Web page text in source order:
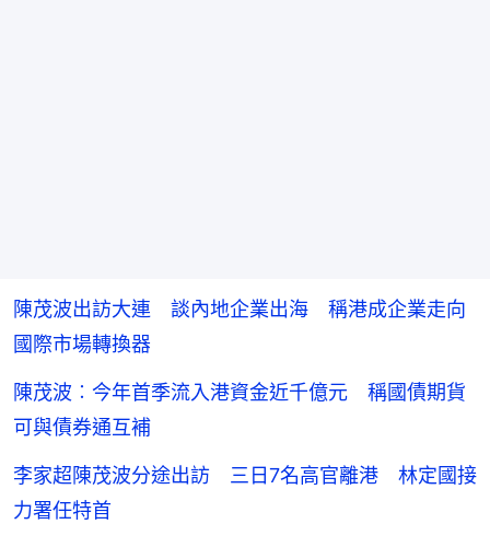
陳茂波出訪大連 談內地企業出海 稱港成企業走向
國際市場轉換器
陳茂波︰今年首季流入港資金近千億元 稱國債期貨
可與債券通互補
李家超陳茂波分途出訪 三日7名高官離港 林定國接
力署任特首